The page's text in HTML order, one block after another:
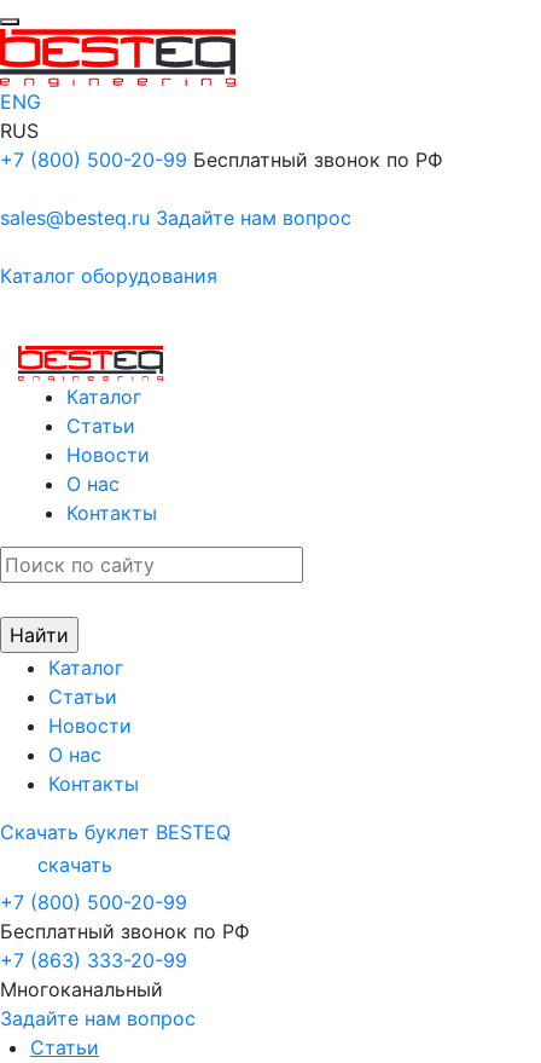
ENG
RUS
+7 (800) 500-20-99 Бесплатный звонок по РФ
sales@besteq.ru Задайте нам вопрос
Каталог оборудования
Каталог
Статьи
Новости
О нас
Контакты
Каталог
Статьи
Новости
О нас
Контакты
Скачать буклет BESTEQ
скачать
+7 (800) 500-20-99
Бесплатный звонок по РФ
+7 (863) 333-20-99
Многоканальный
Задайте нам вопрос
Статьи